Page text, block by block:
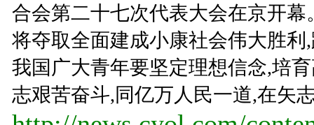
合会第二十七次代表大会在京开
将夺取全面建成小康社会伟大胜
我国广大青年要坚定理想信念,培
志艰苦奋斗,同亿万人民一道,在矢